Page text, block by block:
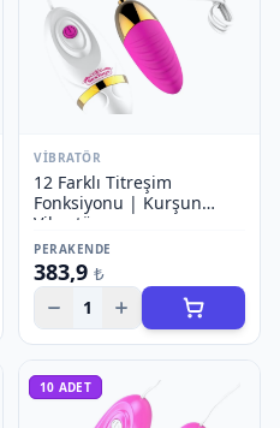
VIBRATÖR
12 Farklı Titreşim
Fonksiyonu | Kurşun
Vibratör
PERAKENDE
383,9 ₺
1
10 ADET